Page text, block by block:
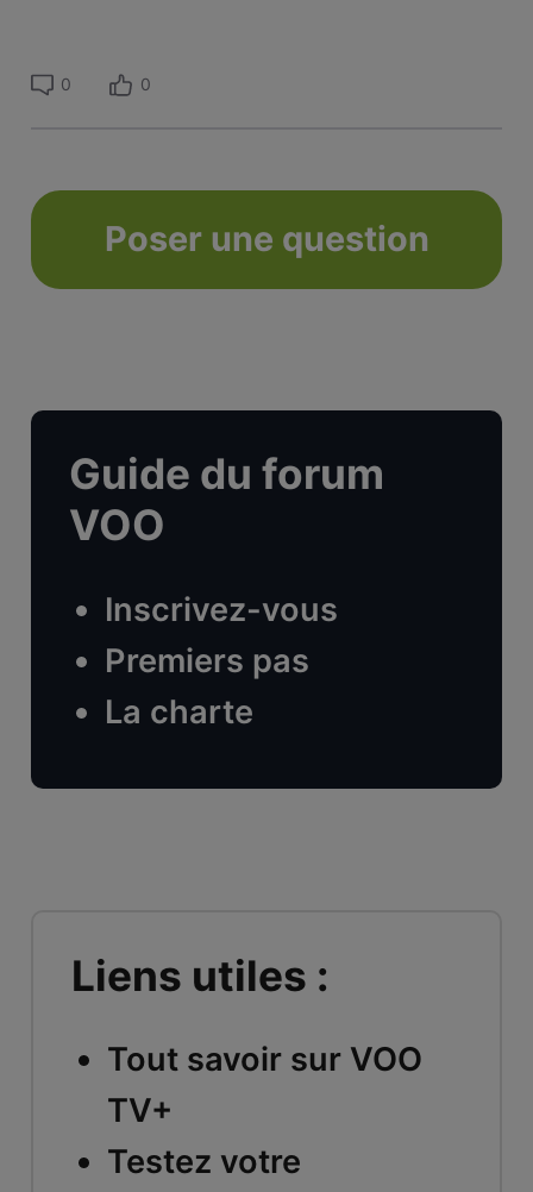
0 0
Poser une question
Guide du forum
VOO
Inscrivez-vous
Premiers pas
La charte
Liens utiles :
Tout savoir sur VOO
TV+
Testez votre